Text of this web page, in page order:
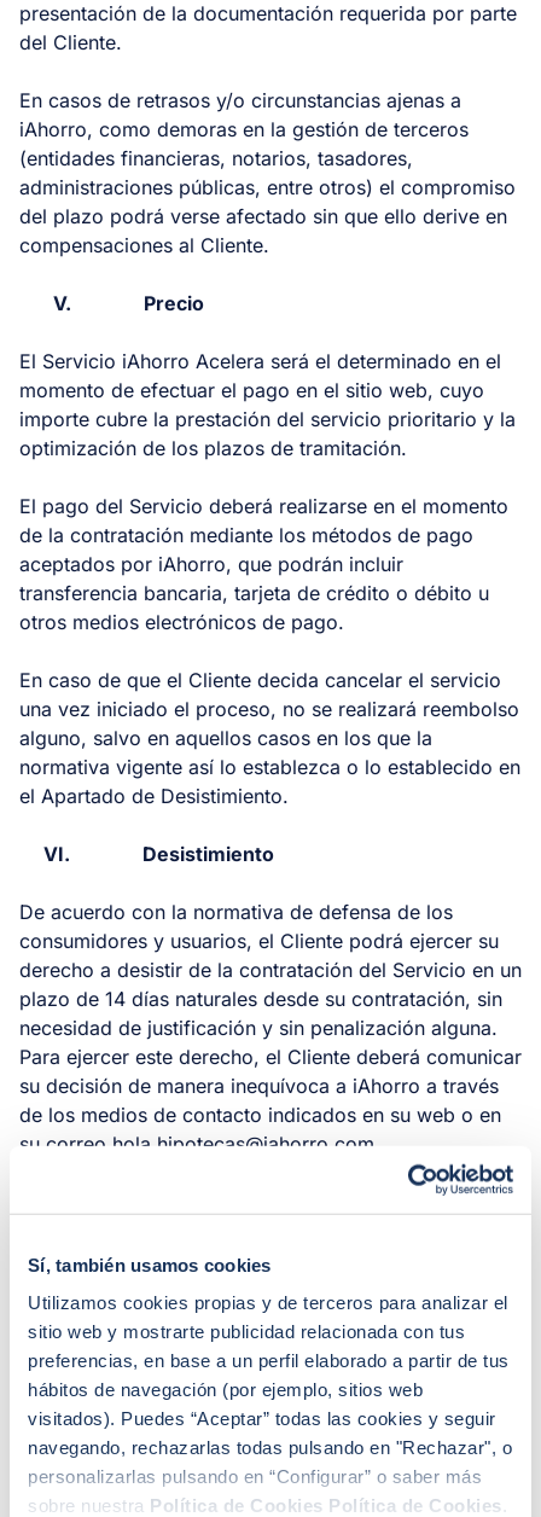
Sí, también usamos cookies
Utilizamos cookies propias y de terceros para analizar el
sitio web y mostrarte publicidad relacionada con tus
preferencias, en base a un perfil elaborado a partir de tus
hábitos de navegación (por ejemplo, sitios web
visitados). Puedes “Aceptar” todas las cookies y seguir
navegando, rechazarlas todas pulsando en "Rechazar", o
personalizarlas pulsando en “Configurar” o saber más
sobre nuestra Política de Cookies Política de Cookies .
presentación de la documentación requerida por parte
del Cliente.
En casos de retrasos y/o circunstancias ajenas a
iAhorro, como demoras en la gestión de terceros
(entidades financieras, notarios, tasadores,
administraciones públicas, entre otros) el compromiso
del plazo podrá verse afectado sin que ello derive en
compensaciones al Cliente.
V. Precio
El Servicio iAhorro Acelera será el determinado en el
momento de efectuar el pago en el sitio web, cuyo
importe cubre la prestación del servicio prioritario y la
optimización de los plazos de tramitación.
El pago del Servicio deberá realizarse en el momento
de la contratación mediante los métodos de pago
aceptados por iAhorro, que podrán incluir
transferencia bancaria, tarjeta de crédito o débito u
otros medios electrónicos de pago.
En caso de que el Cliente decida cancelar el servicio
una vez iniciado el proceso, no se realizará reembolso
alguno, salvo en aquellos casos en los que la
normativa vigente así lo establezca o lo establecido en
el Apartado de Desistimiento.
VI. Desistimiento
De acuerdo con la normativa de defensa de los
consumidores y usuarios, el Cliente podrá ejercer su
derecho a desistir de la contratación del Servicio en un
plazo de 14 días naturales desde su contratación, sin
necesidad de justificación y sin penalización alguna.
Para ejercer este derecho, el Cliente deberá comunicar
su decisión de manera inequívoca a iAhorro a través
de los medios de contacto indicados en su web o en
su correo hola.hipotecas@iahorro.com
efectuado el pago correspondiente. No obstante, el
desistimiento se extinguirá si el Servicio ha sido
ejecutado completamente dentro del plazo legal de
desistimiento al considerarse prestado el Servicio en
su totalidad. Se considerará que el Servicio ha sido
completamente ejecutado cuando iAhorro, o las
entidades colaboradoras, hayan presentado al Cliente
las ofertas correspondientes, de conformidad con lo